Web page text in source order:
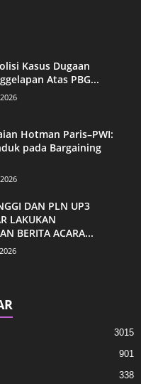
Kasus Dugaan
Atas PBG...
Hotman Paris–PWI:
pada Bargaining
DAN PLN UP3
LAKUKAN
BERITA ACARA...
3015
901
338